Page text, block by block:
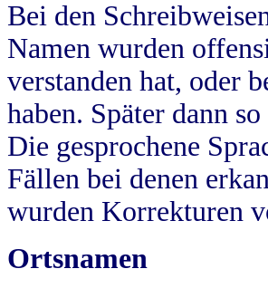
Bei den
Namen wurden
verstanden hat, oder
haben. Später dann
Die gesprochene
Fällen bei denen
wurden Korrekturen
Ortsnamen